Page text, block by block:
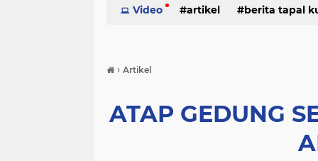
PERISTIWA
Video artikel berita tapal
› Artikel
ATAP GEDUNG